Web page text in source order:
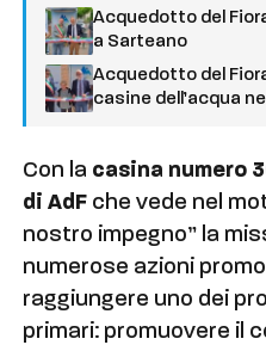
Acquedotto del
a Sarteano
Acquedotto del
casine dell’acqua
Con la casina numero
di AdF che vede nel
nostro impegno” la
numerose azioni
raggiungere uno dei
primari: promuovere il